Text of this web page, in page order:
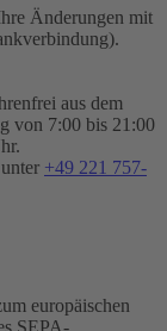
Änderungen mit
aus dem
von 7:00 bis 21:00
+49 221 757-
europäischen